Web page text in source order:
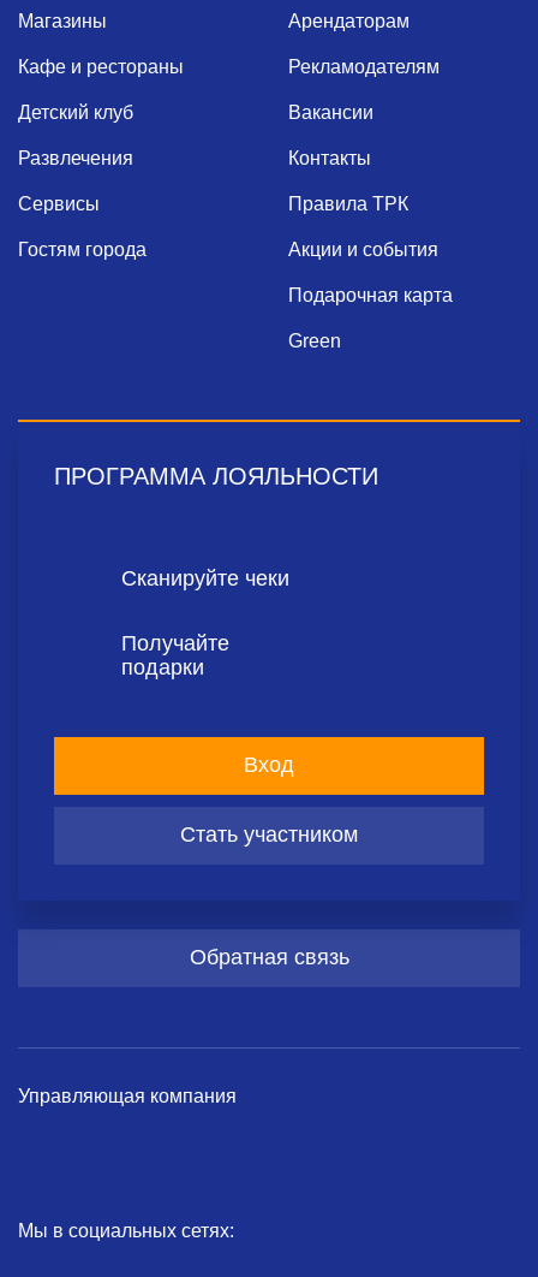
Магазины
Кафе и рестораны
Детский клуб
Развлечения
Сервисы
Гостям города
Арендаторам
Рекламодателям
Вакансии
Контакты
Правила ТРК
Акции и события
Подарочная карта
Green
ПРОГРАММА ЛОЯЛЬНОСТИ
Сканируйте чеки
Получайте
подарки
Вход
Стать участником
Обратная связь
Управляющая компания
Мы в социальных сетях: